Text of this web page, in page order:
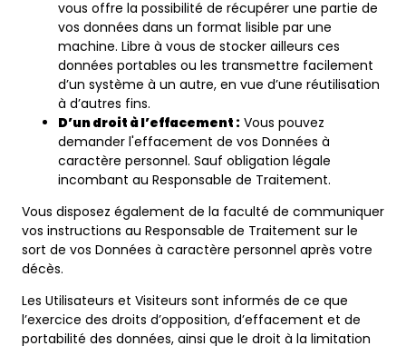
vous offre la possibilité de récupérer une partie de
vos données dans un format lisible par une
machine. Libre à vous de stocker ailleurs ces
données portables ou les transmettre facilement
d’un système à un autre, en vue d’une réutilisation
à d’autres fins.
D’un droit à l’effacement : Vous pouvez
demander l'effacement de vos Données à
caractère personnel. Sauf obligation légale
incombant au Responsable de Traitement.
Vous disposez également de la faculté de communiquer
vos instructions au Responsable de Traitement sur le
sort de vos Données à caractère personnel après votre
décès.
Les Utilisateurs et Visiteurs sont informés de ce que
l’exercice des droits d’opposition, d’effacement et de
portabilité des données, ainsi que le droit à la limitation